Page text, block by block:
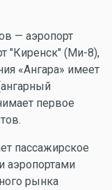
— аэропорт
"Киренск" (Ми-8),
«Ангара» имеет
первое
пассажирское
аэропортами
рынка